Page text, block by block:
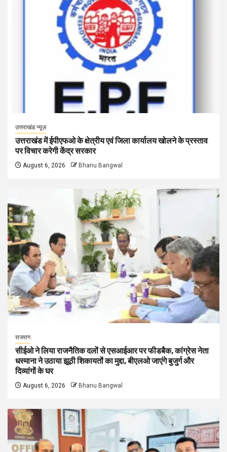
उत्तराखंड न्यूज़
उत्तराखंड में ईपीएफओ के क्षेत्रीय एवं जिला कार्यालय खोलने के प्रस्ताव
पर विचार करेगी केंद्र सरकार
August 6, 2026 Bhanu Bangwal
राजराग
सीईओ ने लिया राजनैतिक दलों से एसआईआर पर फीडबैक, कांग्रेस नेता
धस्माना ने उठाया झूठी शिकायतों का मुद्दा, बीएलओ जाएंगे बुजुर्ग और
दिव्यांगों के घर
August 6, 2026 Bhanu Bangwal